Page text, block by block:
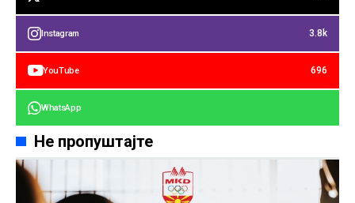
Instagram 3.8k
YouTube 696
WhatsApp
Не пропуштајте